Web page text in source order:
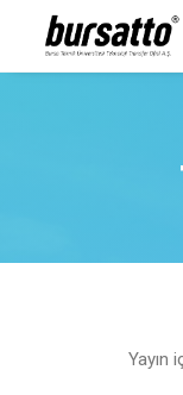
Yayın